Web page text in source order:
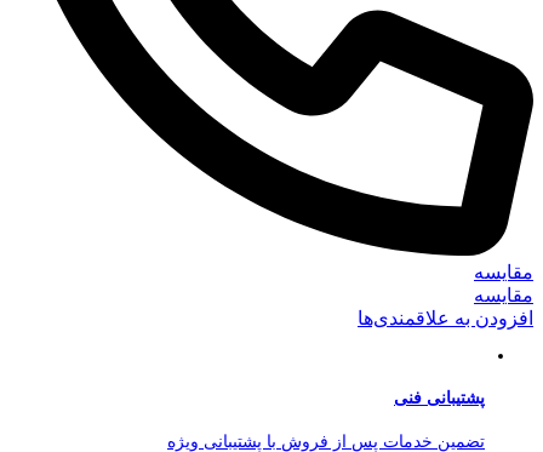
مقایسه
مقایسه
افزودن به علاقمندی‌ها
پشتیبانی فنی
تضمین خدمات پس از فروش با پشتیبانی ویژه